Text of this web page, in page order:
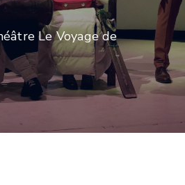
Le Voyage de